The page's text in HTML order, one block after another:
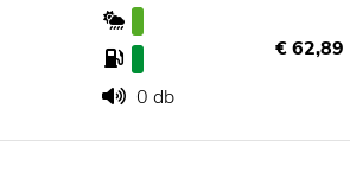
0 db
€ 62,89